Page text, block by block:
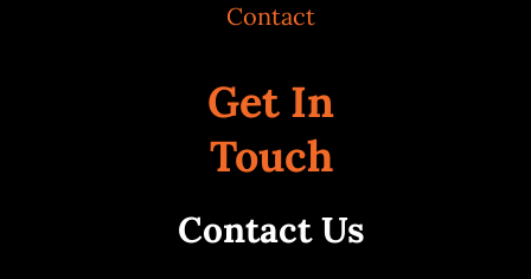
Contact
Get In
Touch
Contact Us